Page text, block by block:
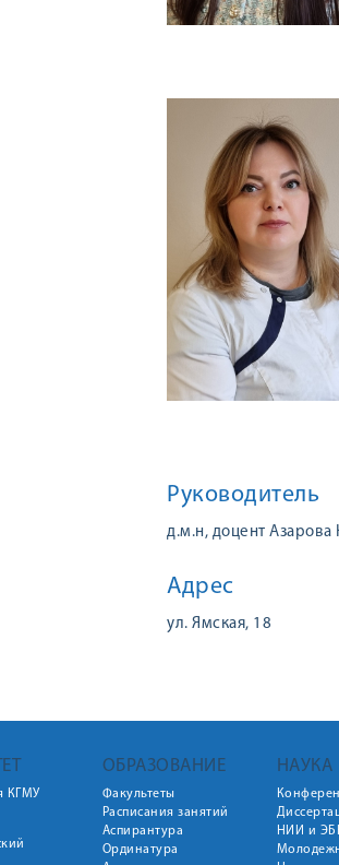
Руководитель
д.м.н, доцент
Адрес
ул. Ямская, 18
КГМУ
ОБРАЗОВАНИЕ
Факультеты
Расписания занятий
Аспирантура
Ординатура
НАУКА
НИИ и